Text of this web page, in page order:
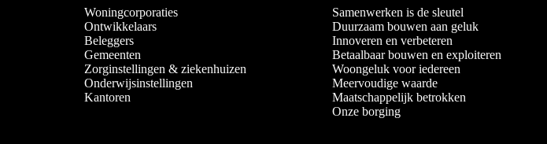
Woningcorporaties
Ontwikkelaars
Beleggers
Gemeenten
Zorginstellingen & ziekenhuizen
Onderwijsinstellingen
Kantoren
Samenwerken is de sleutel
Duurzaam bouwen aan geluk
Innoveren en verbeteren
Betaalbaar bouwen en exploiteren
Woongeluk voor iedereen
Meervoudige waarde
Maatschappelijk betrokken
Onze borging